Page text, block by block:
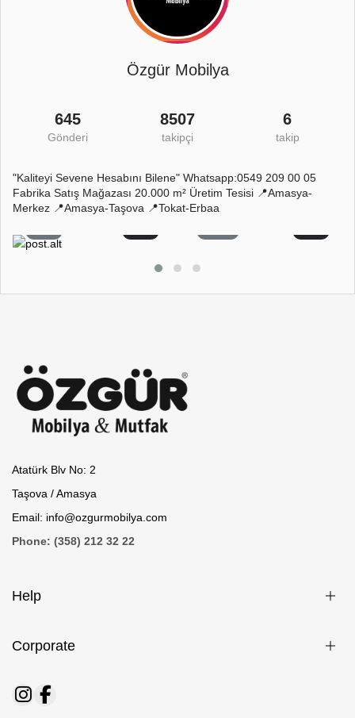
Özgür Mobilya
645
Gönderi
8507
takipçi
6
takip
"Kaliteyi Sevene Hesabını Bilene" Whatsapp:0549 209 00 05
Fabrika Satış Mağazası 20.000 m² Üretim Tesisi 📍Amasya-
Merkez 📍Amasya-Taşova 📍Tokat-Erbaa
Atatürk Blv No: 2
Taşova / Amasya
Email: info@ozgurmobilya.com
Phone: (358) 212 32 22
Help
Corporate